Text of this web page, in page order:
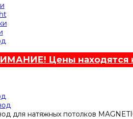
Цены находятся
для натяжных потолков